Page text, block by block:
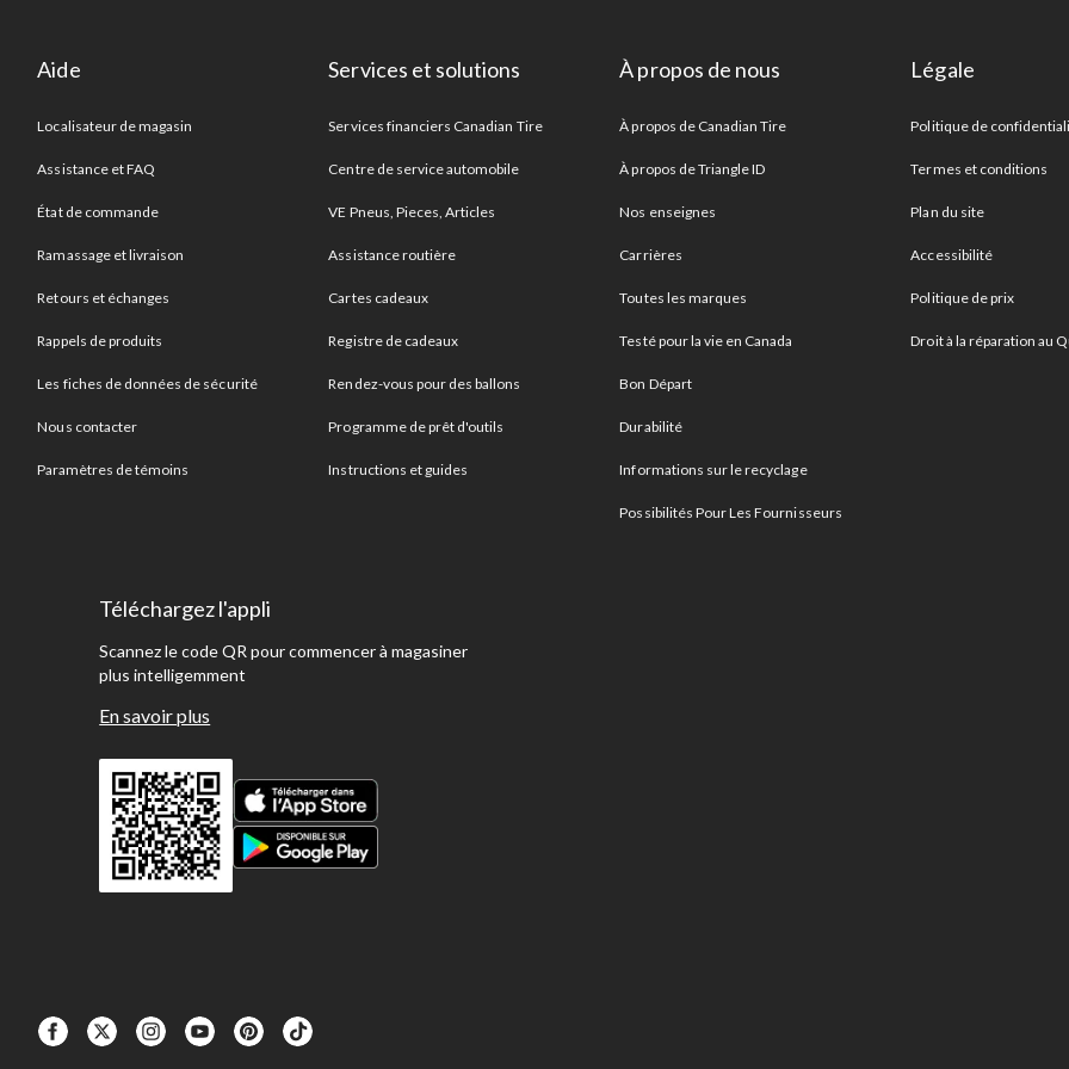
Aide
Localisateur de magasin
Assistance et FAQ
État de commande
Ramassage et livraison
Retours et échanges
Rappels de produits
Les fiches de données de sécurité
Nous contacter
Paramètres de témoins
Services et solutions
Services financiers Canadian Tire
Centre de service automobile
VE Pneus, Pieces, Articles
Assistance routière
Cartes cadeaux
Registre de cadeaux
Rendez-vous pour des ballons
Programme de prêt d'outils
Instructions et guides
À propos de nous
À propos de Canadian Tire
À propos de Triangle ID
Nos enseignes
Carrières
Toutes les marques
Testé pour la vie en Canada
Bon Départ
Durabilité
Informations sur le recyclage
Possibilités Pour Les Fournisseurs
Légale
Politique de
Termes et conditions
Plan du site
Accessibilité
Politique de prix
Droit à la réparation au
Téléchargez l'appli
Scannez le code QR pour commencer à magasiner
plus intelligemment
En savoir plus